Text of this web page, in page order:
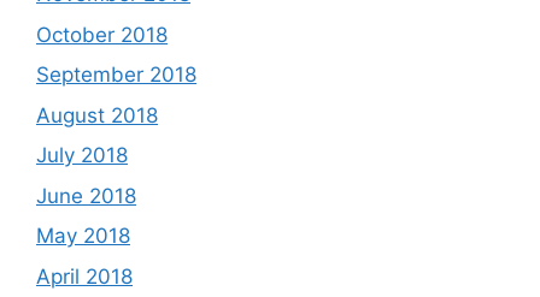
October 2018
September 2018
August 2018
July 2018
June 2018
May 2018
April 2018